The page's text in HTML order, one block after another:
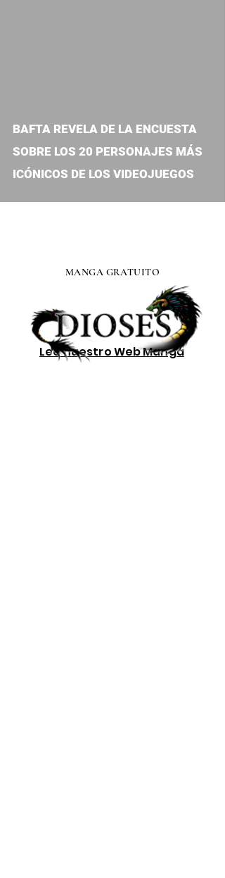
BAFTA REVELA DE LA ENCUESTA
SOBRE LOS 20 PERSONAJES MÁS
ICÓNICOS DE LOS VIDEOJUEGOS
Lee nuestroWeb Manga
MANGA GRATUITO